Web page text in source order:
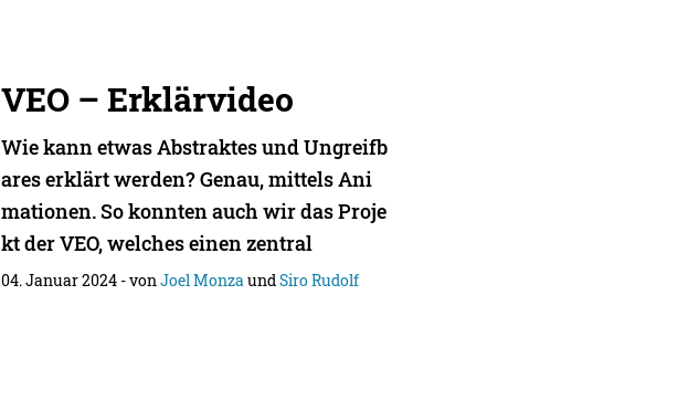
VEO – Erklärvideo
Wie kann etwas Abstraktes und Ungreifb
ares erklärt werden? Genau, mittels Ani
mationen. So konnten auch wir das Proje
kt der VEO, welches einen zentral
04. Januar 2024 - vonJoel MonzaundSiro Rudolf